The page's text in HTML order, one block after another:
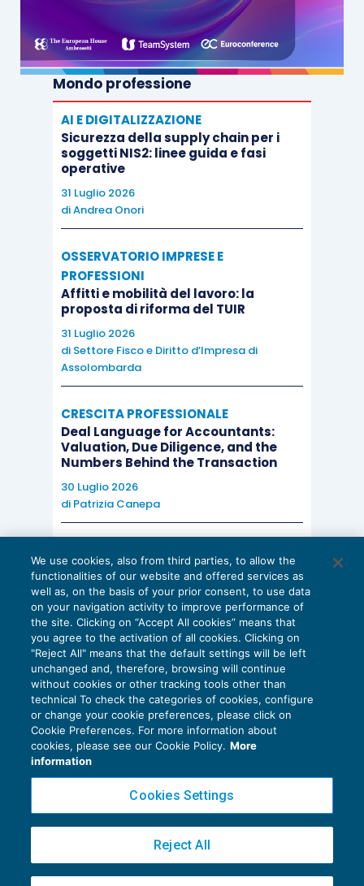
Mondo professione
AI E DIGITALIZZAZIONE
Sicurezza della supply chain per i
soggetti NIS2: linee guida e fasi
operative
31 Luglio 2026
diAndrea Onori
OSSERVATORIO IMPRESE E
PROFESSIONI
Affitti e mobilità del lavoro: la
proposta di riforma del TUIR
31 Luglio 2026
di Settore Fisco e Diritto d’Impresa di
Assolombarda
CRESCITA PROFESSIONALE
Deal Language for Accountants:
Valuation, Due Diligence, and the
Numbers Behind the Transaction
30 Luglio 2026
di Patrizia Canepa
EU AI Act e studi professionali: le
scadenze concrete
27 Luglio 2026
di Diego BarberieStefano Dovier
Privacy Policy
Cookie Policy
Copyright 2016 ©Gruppo Euroconference S.p.A.v2.32.4
Piazza Luigi Einaudi, 10N01 - 20124 Milano - info@ecnews.it
We use cookies, also from third parties, to allow the
functionalities of our website and offered services as
well as, on the basis of your prior consent, to use data
on your navigation activity to improve performance of
the site. Clicking on “Accept All cookies” means that
you agree to the activation of all cookies. Clicking on
"Reject All" means that the default settings will be left
unchanged and, therefore, browsing will continue
without cookies or other tracking tools other than
technical To check the categories of cookies, configure
or change your cookie preferences, please click on
Cookie Preferences. For more information about
cookies, please see our Cookie Policy. More
information
Cookies Settings
Reject All